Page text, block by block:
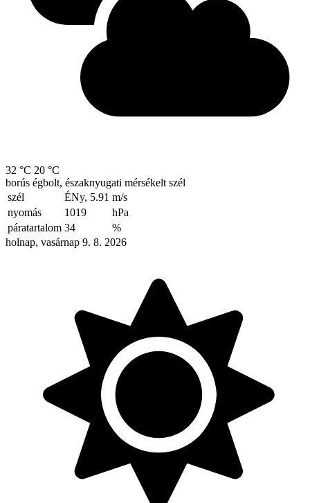
32 °C 20 °C
borús égbolt, északnyugati mérsékelt szél
szél
ÉNy, 5.91 m/s
nyomás
1019
hPa
páratartalom 34
%
holnap, vasárnap 9. 8. 2026